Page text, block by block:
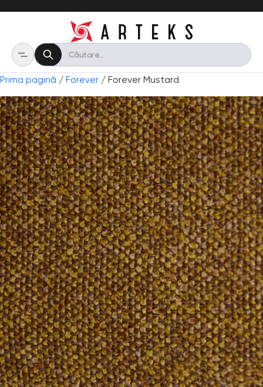
Prima pagină / Forever / Forever Mustard